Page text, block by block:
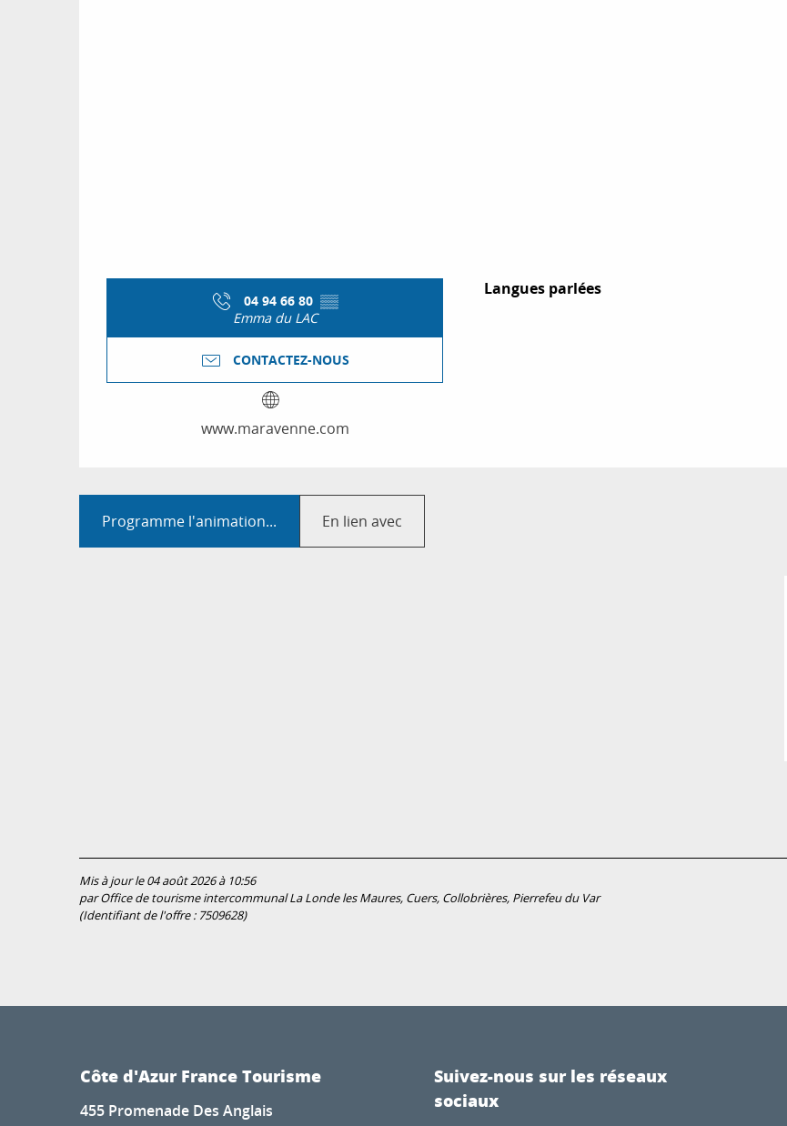
04 94 66 80 ▒▒
Emma du LAC
CONTACTEZ-NOUS
www.maravenne.com
Langues parlées
Langues parlées
Programme l'animation... En lien avec
Mis à jour le 04 août 2026 à 10:56
par Office de tourisme intercommunal La Londe les Maures, Cuers, Collobrières, Pierrefeu du Var
(Identifiant de l'offre : 7509628)
Côte d'Azur France Tourisme
455 Promenade Des Anglais
Suivez-nous sur les réseaux
sociaux